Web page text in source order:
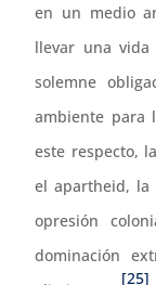
en un medio
llevar una
solemne
ambiente para
este respecto,
el apartheid, la
opresión
dominación
[25]